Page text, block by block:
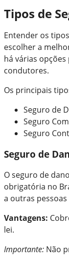
Tipos de
Entender os
escolher a
há várias
condutores.
Os principais
Seguro de
Seguro
Seguro
Seguro de
O seguro de
obrigatória no
a outras
Vantagens:
lei.
Importante: Não